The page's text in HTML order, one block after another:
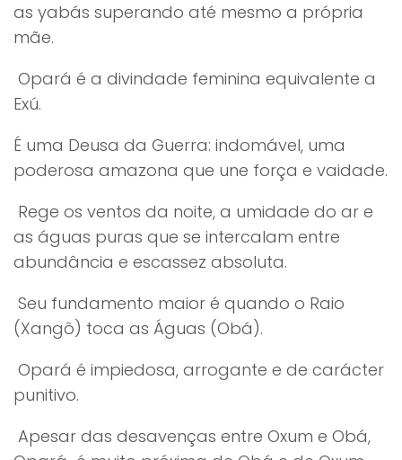
as yabás superando até mesmo a própria
mãe.
Opará é a divindade feminina equivalente a
Exú.
É uma Deusa da Guerra: indomável, uma
poderosa amazona que une força e vaidade.
Rege os ventos da noite, a umidade do ar e
as águas puras que se intercalam entre
abundância e escassez absoluta.
Seu fundamento maior é quando o Raio
(Xangô) toca as Águas (Obá).
Opará é impiedosa, arrogante e de carácter
punitivo.
Apesar das desavenças entre Oxum e Obá,